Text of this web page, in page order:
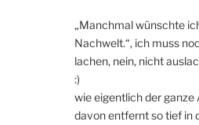
„Manchmal wünschte
Nachwelt.“, ich muss
lachen, nein, nicht
:)
wie eigentlich der
davon entfernt so tief in